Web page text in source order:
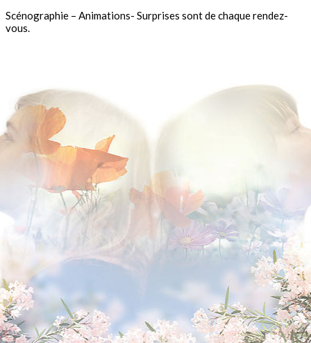
Scénographie – Animations- Surprises sont de chaque rendez-
vous.